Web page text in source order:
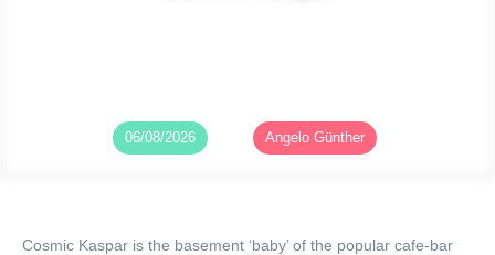
06/08/2026
Angelo Günther
Cosmic Kaspar is the basement ‘baby’ of the popular cafe-bar